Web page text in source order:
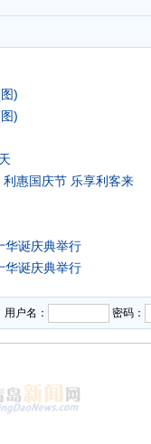
)
)
惠国庆节 乐享利客来
华诞庆典举行
华诞庆典举行
用户名： 密码：